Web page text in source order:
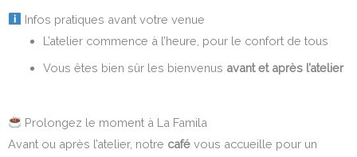
Infos pratiques avant votre venue
L’atelier commence à l’heure, pour le confort de tous
Vous êtes bien sûr les bienvenus avant et après l’atelier
Prolongez le moment à La Famila
Avant ou après l’atelier, notre café vous accueille pour un